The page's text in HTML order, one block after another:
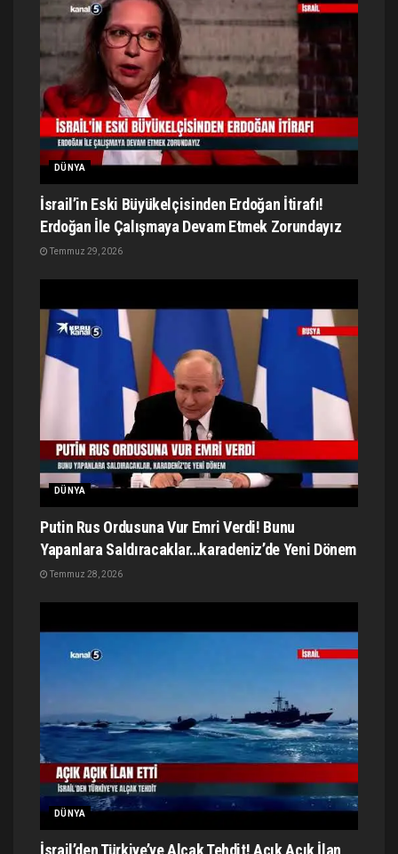
DÜNYA
İsrail’in Eski Büyükelçisinden Erdoğan İtirafı!
Erdoğan İle Çalışmaya Devam Etmek Zorundayız
Temmuz 29, 2026
DÜNYA
Putin Rus Ordusuna Vur Emri Verdi! Bunu
Yapanlara Saldıracaklar…karadeniz’de Yeni Dönem
Temmuz 28, 2026
DÜNYA
İsrail’den Türkiye’ye Alçak Tehdit! Açık Açık İlan